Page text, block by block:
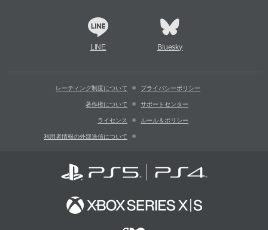
LINE Bluesky
レーティング制度について プライバシーポリシー
著作権について サポートセンター
ライセンス ルール＆ポリシー
利用者情報の外部送信について